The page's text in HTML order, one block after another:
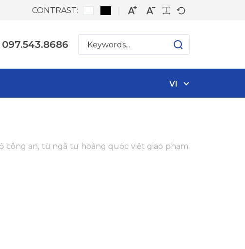
CONTRAST:
VI
công an, từ ngã tư hoàng quốc việt giao phạm